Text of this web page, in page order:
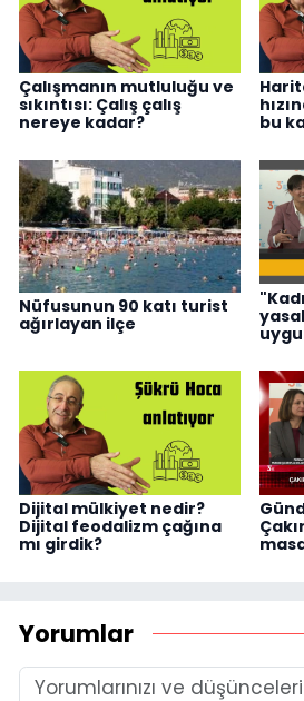
Çalışmanın mutluluğu ve
sıkıntısı: Çalış çalış
nereye kadar?
bu
Nüfusunun 90 katı turist
ağırlayan ilçe
Dijital mülkiyet nedir?
Dijital feodalizm çağına
mı girdik?
Yorumlar